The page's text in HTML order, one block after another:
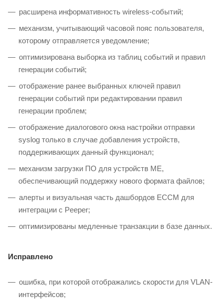
расширена информативность wireless-событий;
механизм, учитывающий часовой пояс пользователя,
которому отправляется уведомление;
оптимизирована выборка из таблиц событий и правил
генерации событий;
отображение ранее выбранных ключей правил
генерации событий при редактировании правил
генерации проблем;
отображение диалогового окна настройки отправки
syslog только в случае добавления устройств,
поддерживающих данный функционал;
механизм загрузки ПО для устройств ME,
обеспечивающий поддержку нового формата файлов;
алерты и визуальная часть дашбордов ECCM для
интеграции с Peeper;
оптимизированы медленные транзакции в базе данных.
Исправлено
ошибка, при которой отображались скорости для VLAN-
интерфейсов;